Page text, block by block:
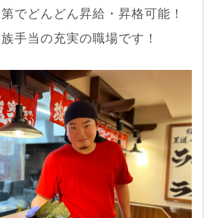
でどんどん昇給・昇格可能！
手当の充実の職場です！